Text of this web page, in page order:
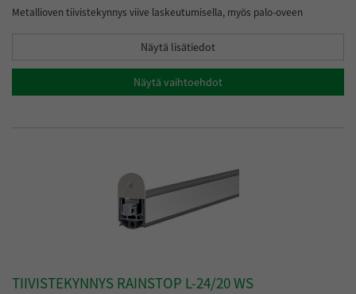
Metallioven tiivistekynnys viive laskeutumisella, myös palo-oveen
Näytä lisätiedot
Näytä vaihtoehdot
TIIVISTEKYNNYS RAINSTOP L-24/20 WS